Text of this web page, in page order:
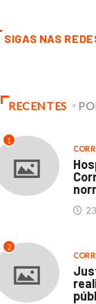
CORRENTINA
Instituto SEB: Um
11 de abril de
SIGAS NAS
RECENTES
1
2